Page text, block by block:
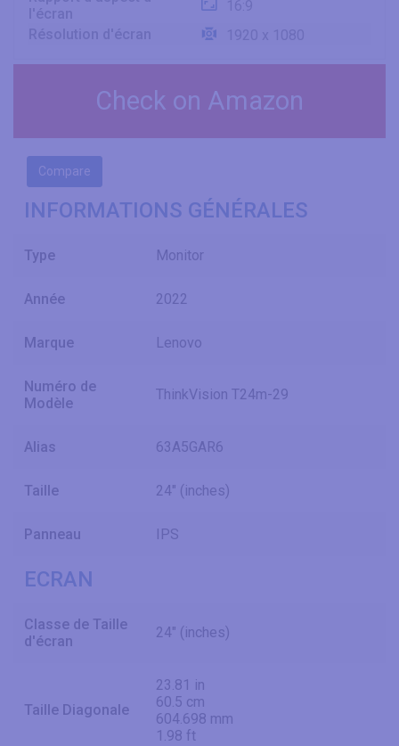
l'écran
16:9
Check on Amazon
Compare
INFORMATIONS GÉNÉRALES
Type Monitor
Année 2022
Marque Lenovo
Numéro de
Modèle
ThinkVision T24m-29
Alias 63A5GAR6
Taille 24" (inches)
Panneau IPS
ECRAN
Classe de Taille
d'écran
24" (inches)
Taille Diagonale
23.81 in
60.5 cm
604.698 mm
1.98 ft